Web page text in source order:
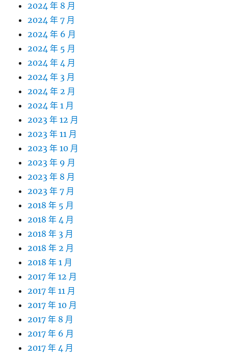
2024 年 8 月
2024 年 7 月
2024 年 6 月
2024 年 5 月
2024 年 4 月
2024 年 3 月
2024 年 2 月
2024 年 1 月
2023 年 12 月
2023 年 11 月
2023 年 10 月
2023 年 9 月
2023 年 8 月
2023 年 7 月
2018 年 5 月
2018 年 4 月
2018 年 3 月
2018 年 2 月
2018 年 1 月
2017 年 12 月
2017 年 11 月
2017 年 10 月
2017 年 8 月
2017 年 6 月
2017 年 4 月